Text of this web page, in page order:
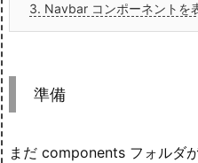
3. Navbar コンポーネントを
準備
まだ components フォルダ